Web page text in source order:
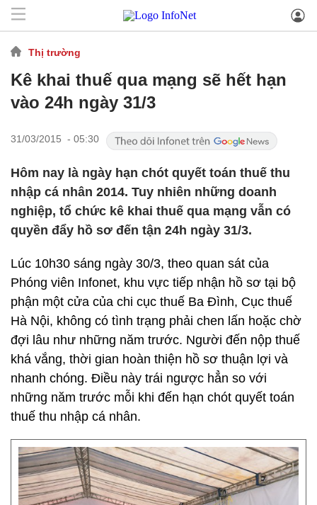
Thị trường
Kê khai thuế qua mạng sẽ hết hạn
vào 24h ngày 31/3
31/03/2015 - 05:30
Hôm nay là ngày hạn chót quyết toán thuế thu
nhập cá nhân 2014. Tuy nhiên những doanh
nghiệp, tổ chức kê khai thuế qua mạng vẫn có
quyền đẩy hồ sơ đến tận 24h ngày 31/3.
Lúc 10h30 sáng ngày 30/3, theo quan sát của
Phóng viên Infonet, khu vực tiếp nhận hồ sơ tại bộ
phận một cửa của chi cục thuế Ba Đình, Cục thuế
Hà Nội, không có tình trạng phải chen lấn hoặc chờ
đợi lâu như những năm trước. Người đến nộp thuế
khá vắng, thời gian hoàn thiện hồ sơ thuận lợi và
nhanh chóng. Điều này trái ngược hẳn so với
những năm trước mỗi khi đến hạn chót quyết toán
thuế thu nhập cá nhân.